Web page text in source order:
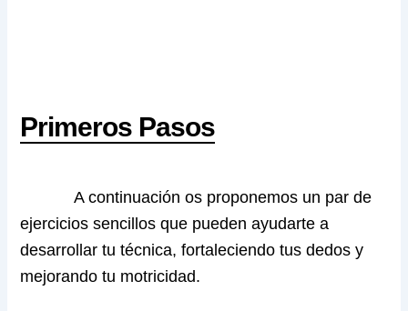
Primeros Pasos
A continuación os proponemos un par de
ejercicios sencillos que pueden ayudarte a
desarrollar tu técnica, fortaleciendo tus dedos y
mejorando tu motricidad.